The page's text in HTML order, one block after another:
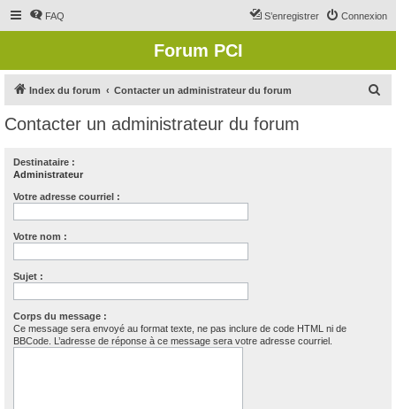
FAQ Connexion
S’enregistrer
Forum PCI
Index du forum Contacter un administrateur du forum
Contacter un administrateur du forum
Destinataire :
Administrateur
Votre adresse courriel :
Votre nom :
Sujet :
Corps du message :
Ce message sera envoyé au format texte, ne pas inclure de code HTML ni de
BBCode. L’adresse de réponse à ce message sera votre adresse courriel.